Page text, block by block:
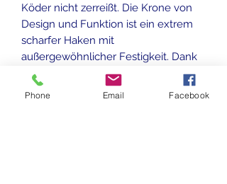
Köder nicht zerreißt. Die Krone von
Design und Funktion ist ein extrem
scharfer Haken mit
außergewöhnlicher Festigkeit. Dank
dieser Kombination aus einer breiten
Palette von Kombinationen von
Phone Email Facebook